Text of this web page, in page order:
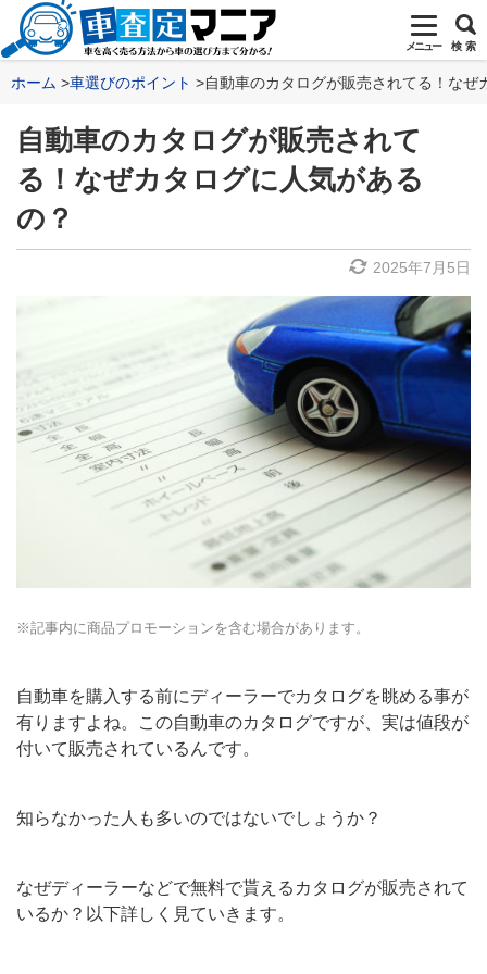
メニュー 検 索
ホーム 車選びのポイント 自動車のカタログが販売されてる！なぜ
自動車のカタログが販売されて
る！なぜカタログに人気がある
の？
2025年7月5日
※記事内に商品プロモーションを含む場合があります。
自動車を購入する前にディーラーでカタログを眺める事が
有りますよね。この自動車のカタログですが、実は値段が
付いて販売されているんです。
知らなかった人も多いのではないでしょうか？
なぜディーラーなどで無料で貰えるカタログが販売されて
いるか？以下詳しく見ていきます。